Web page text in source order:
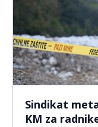
Sindikat
KM za